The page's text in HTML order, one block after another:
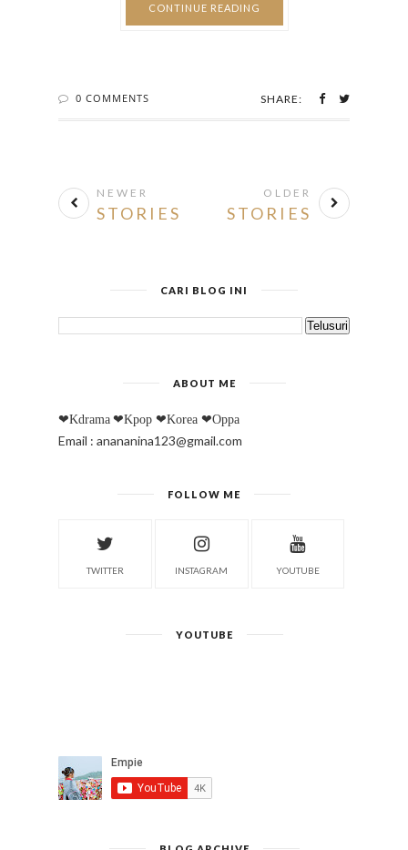
CONTINUE READING
0 COMMENTS SHARE:
NEWER
STORIES
OLDER
STORIES
CARI BLOG INI
ABOUT ME
❤Kdrama ❤Kpop ❤Korea ❤Oppa
Email : anananina123@gmail.com
FOLLOW ME
TWITTER INSTAGRAM YOUTUBE
YOUTUBE